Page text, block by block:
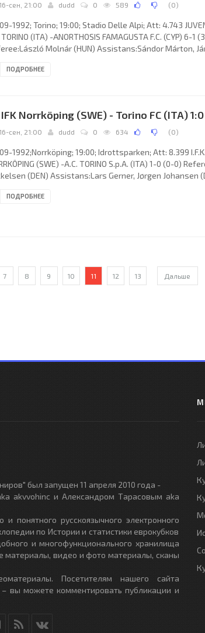
16-сен, 21:00 dudd 0 589 (0)
1992; Torino; 19:00; Stadio Delle Alpi; Att: 4.743
TORINO (ITA) -ΑNORTHOSIS FAMAGUSTA F.C. (CYP) 6-1
Molnár (HUN) Assistans:Sándor Márton,
Vialli 43; 4-0 Antonio Conte 46; 5-0 Gianluca Vialli
ПОДРОБНЕЕ
IFK Norrköping (SWE) - Torino FC (ITA) 1:0
16-сен, 21:00 dudd 0 634 (0)
1992;Norrköping; 19:00; Idrottsparken; Att: 8.399 I.F.K.
(SWE) -A.C. TORINO S.p.A. (ITA) 1-0 (0-0)
(DEN) Assistans:Lars Gerner, Jørgen Johansen
Lars Eriksson, Sulo Vaattovaara, Slobodan
ПОДРОБНЕЕ
7 8 9 10 11 12 13 Дальше
был запущен 11 апреля 2010 года -
akvvohinc и Александром Тарасовым aka
понятного русскоязычного электронного
по Истории и статистики еврокубков
и многофункционального хранилища
материалы, видео и фото материалы, сканы
Посетителям нашего сайта
вы можете комментировать публикации и